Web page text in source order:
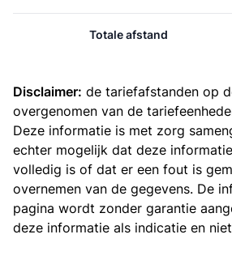
Totale afstand
Disclaimer: de tariefafstanden op
overgenomen van de
Deze informatie is met zorg
echter mogelijk dat deze
volledig is of dat er een fout is
overnemen van de gegevens. De
pagina wordt zonder garantie
deze informatie als indicatie en